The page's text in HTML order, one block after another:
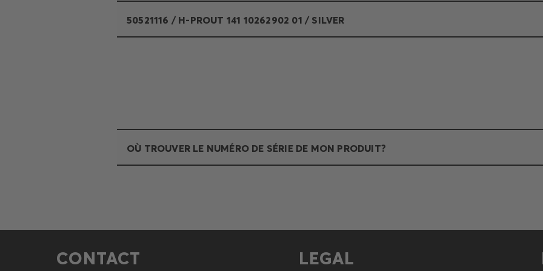
50521116 / H-PROUT 141 10262902 01 / SILVER
OÙ TROUVER LE NUMÉRO DE SÉRIE DE MON PRODUIT?
CONTACT LEGAL